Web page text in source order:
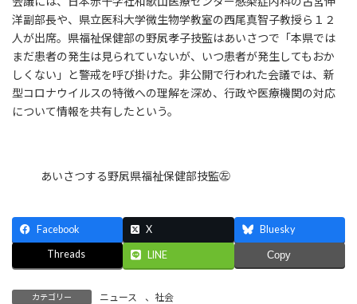
洋副部長や、県立医科大学微生物学教室の西尾真智子教授ら１２
人が出席。県福祉保健部の野㞍孝子技監はあいさつで「本県では
まだ患者の発生は見られていないが、いつ患者が発生してもおか
しくない」と警戒を呼び掛けた。非公開で行われた会議では、新
型コロナウイルスの特徴への理解を深め、行政や医療機関の対応
について情報を共有したという。
あいさつする野㞍県福祉保健部技監㊧
Facebook X Bluesky
Threads LINE Copy
カテゴリー ニュース 、 社会